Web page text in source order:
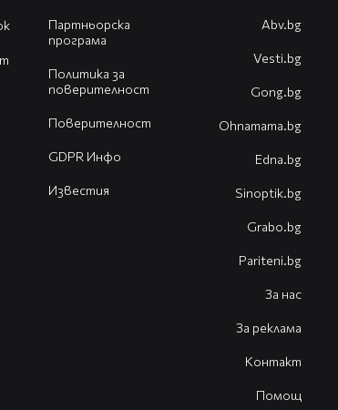
Партньорска
програма
Политика за
поверителност
Поверителност
GDPR Инфо
Известия
Abv.bg
Vesti.bg
Gong.bg
Оhnamama.bg
Edna.bg
Sinoptik.bg
Grabo.bg
Pariteni.bg
За нас
За реклама
Контакт
Помощ